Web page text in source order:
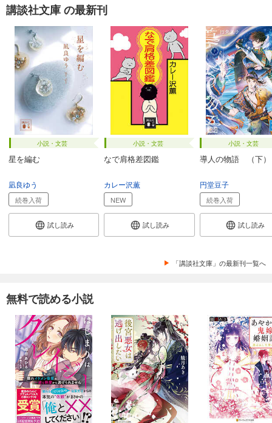
講談社文庫 の最新刊
小説・文芸
星を編む
凪良ゆう
続巻入荷
試し読み
小説・文芸
なで肩格差図鑑
カレー沢薫
NEW
試し読み
小説・文芸
導人の物語 （下）
円堂豆子
続巻入荷
試し読み
「講談社文庫」の最新刊一覧へ
無料で読める小説